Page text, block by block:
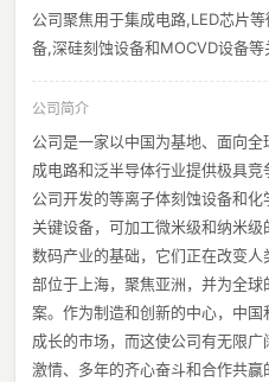
公司聚焦用于集成电路,LED芯片
备,深硅刻蚀设备和MOCVD设备
公司简介
公司是一家以中国为基地、面向
成电路和泛半导体行业提供极具竞
公司开发的等离子体刻蚀设备和
关键设备，可加工微米级和纳米
数码产业的基础，它们正在改变
部位于上海，聚焦亚洲，并为全
案。作为制造和创新的中心，中
成长的市场，而这使公司有无限
激情、多年的齐心奋斗和合作共